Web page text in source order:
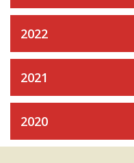
2022
2021
2020